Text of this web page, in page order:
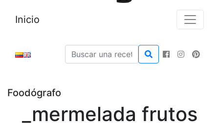
Inicio
Foodógrafo
_mermelada frutos